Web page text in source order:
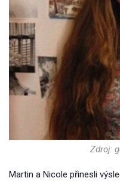
Zdroj:
Martin a Nicole přinesli